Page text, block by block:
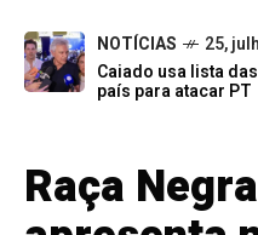
NOTÍCIAS
25,
Caiado usa lista
país para atacar PT
Raça